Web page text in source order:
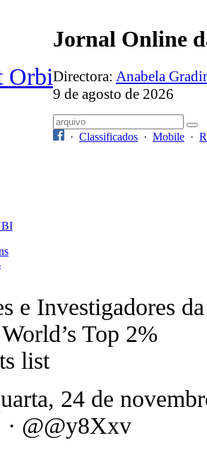
Jornal Online
Directora: Anabela
9 de agosto de 2026
· Classificados · Mobile ·
e Investigadores da
Top 2%
list
24 de
· @@y8Xxv